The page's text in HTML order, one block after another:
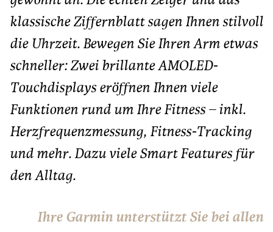
klassische Ziffernblatt sagen Ihnen stilvoll
die Uhrzeit. Bewegen Sie Ihren Arm etwas
schneller: Zwei brillante AMOLED-
Touchdisplays eröffnen Ihnen viele
Funktionen rund um Ihre Fitness – inkl.
Herzfrequenzmessung, Fitness-Tracking
und mehr. Dazu viele Smart Features für
den Alltag.
Ihre Garmin unterstützt Sie bei allen